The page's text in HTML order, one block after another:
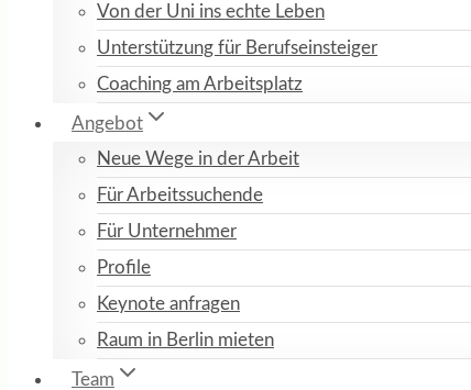
Von der Uni ins echte Leben
Unterstützung für Berufseinsteiger
Coaching am Arbeitsplatz
Angebot
Neue Wege in der Arbeit
Für Arbeitssuchende
Für Unternehmer
Profile
Keynote anfragen
Raum in Berlin mieten
Team